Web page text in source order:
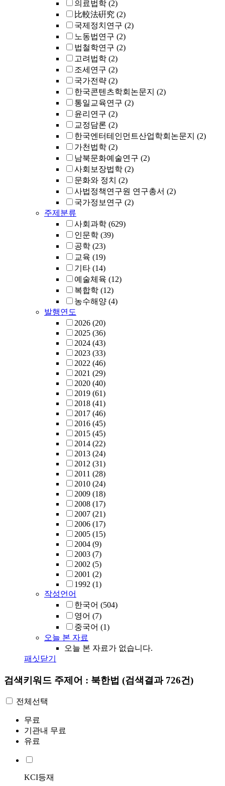
의료법학 (2)
比較法硏究 (2)
국제정치연구 (2)
노동법연구 (2)
법철학연구 (2)
고려법학 (2)
조세연구 (2)
국가전략 (2)
한국콘텐츠학회논문지 (2)
통일교육연구 (2)
윤리연구 (2)
교정담론 (2)
한국엔터테인먼트산업학회논문지 (2)
가천법학 (2)
남북문화예술연구 (2)
사회보장법학 (2)
문화와 정치 (2)
사법정책연구원 연구총서 (2)
국가정보연구 (2)
주제분류
사회과학 (629)
인문학 (39)
공학 (23)
교육 (19)
기타 (14)
예술체육 (12)
복합학 (12)
농수해양 (4)
발행연도
2026 (20)
2025 (36)
2024 (43)
2023 (33)
2022 (46)
2021 (29)
2020 (40)
2019 (61)
2018 (41)
2017 (46)
2016 (45)
2015 (45)
2014 (22)
2013 (24)
2012 (31)
2011 (28)
2010 (24)
2009 (18)
2008 (17)
2007 (21)
2006 (17)
2005 (15)
2004 (9)
2003 (7)
2002 (5)
2001 (2)
1992 (1)
작성언어
한국어 (504)
영어 (7)
중국어 (1)
오늘 본 자료
오늘 본 자료가 없습니다.
패싯닫기
검색키워드 주제어 : 북한법 (검색결과 726건)
전체선택
무료
기관내 무료
유료
KCI등재